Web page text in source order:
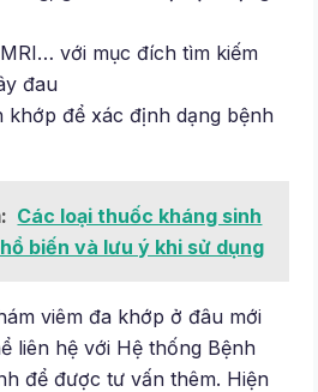
với mục đích tìm kiếm
đau
khớp để xác định dạng bệnh
Các loại thuốc kháng sinh
biến và lưu ý khi sử dụng
viêm đa khớp ở đâu mới
liên hệ với Hệ thống Bệnh
để được tư vấn thêm. Hiện